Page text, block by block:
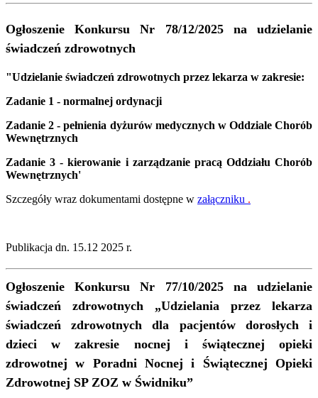
Ogłoszenie Konkursu Nr 78/12/2025 na udzielanie
świadczeń zdrowotnych
"Udzielanie świadczeń zdrowotnych przez lekarza w zakresie:
Zadanie 1 - normalnej ordynacji
Zadanie 2 - pełnienia dyżurów medycznych w Oddziale Chorób
Wewnętrznych
Zadanie 3 - kierowanie i zarządzanie pracą Oddziału Chorób
Wewnętrznych'
Szczegóły wraz dokumentami dostępne w załączniku .
Publikacja dn. 15.12 2025 r.
Ogłoszenie Konkursu Nr 77/10/2025 na udzielanie
świadczeń zdrowotnych „Udzielania przez lekarza
świadczeń zdrowotnych dla pacjentów dorosłych i
dzieci w zakresie nocnej i świątecznej opieki
zdrowotnej w Poradni Nocnej i Świątecznej Opieki
Zdrowotnej SP ZOZ w Świdniku”